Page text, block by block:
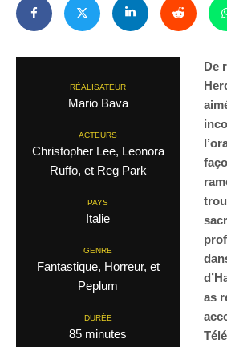
RÉALISATEUR
Mario Bava
ACTEURS
Christopher Lee, Leonora
Ruffo, et Reg Park
PAYS
Italie
GENRE
Fantastique, Horreur, et
Peplum
DURÉE
85 minutes
De
as